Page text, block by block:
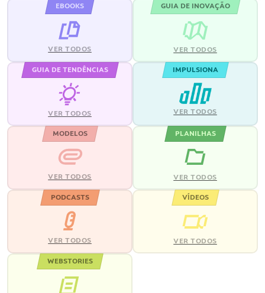
EBOOKS
VER TODOS
GUIA DE INOVAÇÃO
VER TODOS
GUIA DE TENDÊNCIAS
VER TODOS
IMPULSIONA
VER TODOS
MODELOS
VER TODOS
PLANILHAS
VER TODOS
PODCASTS
VER TODOS
VÍDEOS
VER TODOS
WEBSTORIES